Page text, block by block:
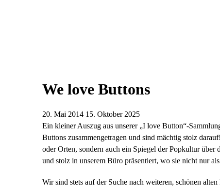
We love Buttons
20. Mai 2014 15. Oktober 2025
Ein kleiner Auszug aus unserer „I love Button“-
Buttons zusammengetragen und sind mächtig stolz
oder Orten, sondern auch ein Spiegel der Popkultur
und stolz in unserem Büro präsentiert, wo sie nicht nur
Wir sind stets auf der Suche nach weiteren, schönen